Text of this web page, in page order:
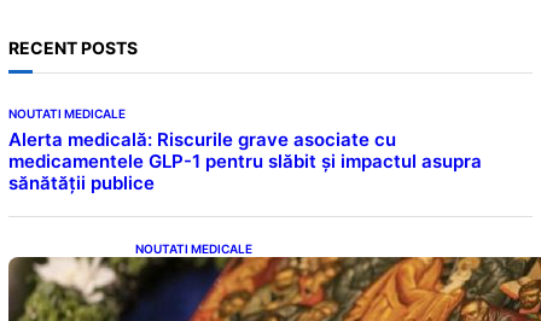
RECENT POSTS
NOUTATI MEDICALE
Alerta medicală: Riscurile grave asociate cu
medicamentele GLP-1 pentru slăbit și impactul asupra
sănătății publice
NOUTATI MEDICALE
Postul Adormirii Maicii Domnului: Tradiții,
Superstiții și Implicații Spiritualitate în 2026